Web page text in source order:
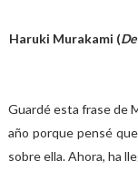
Haruki Murakami (
Guardé esta frase de
año porque pensé
sobre ella. Ahora, ha